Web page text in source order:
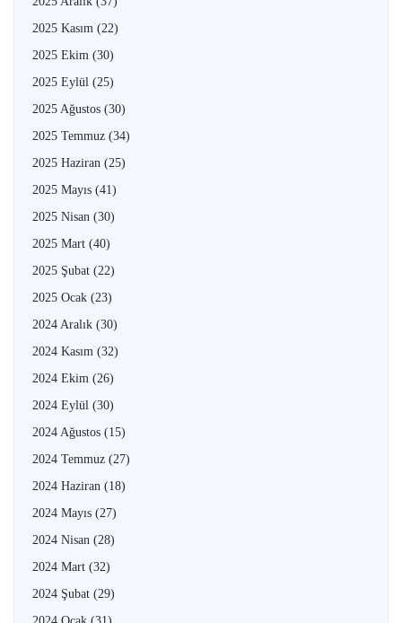
2025 Kasım (22)
2025 Ekim (30)
2025 Eylül (25)
2025 Ağustos (30)
2025 Temmuz (34)
2025 Haziran (25)
2025 Mayıs (41)
2025 Nisan (30)
2025 Mart (40)
2025 Şubat (22)
2025 Ocak (23)
2024 Aralık (30)
2024 Kasım (32)
2024 Ekim (26)
2024 Eylül (30)
2024 Ağustos (15)
2024 Temmuz (27)
2024 Haziran (18)
2024 Mayıs (27)
2024 Nisan (28)
2024 Mart (32)
2024 Şubat (29)